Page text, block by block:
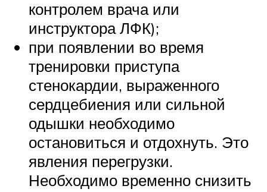
контролем врача или
инструктора ЛФК);
при появлении во время
тренировки приступа
стенокардии, выраженного
сердцебиения или сильной
одышки необходимо
остановиться и отдохнуть. Это
явления перегрузки.
Необходимо временно снизить